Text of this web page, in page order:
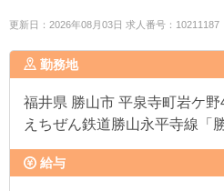
更新日：2026年08月03日 求人番号：10211187
勤務地
福井県 勝山市 平泉寺町岩ケ野
えちぜん鉄道勝山永平寺線「
給与